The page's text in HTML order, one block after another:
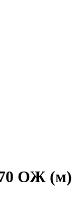
ОЖ (м)